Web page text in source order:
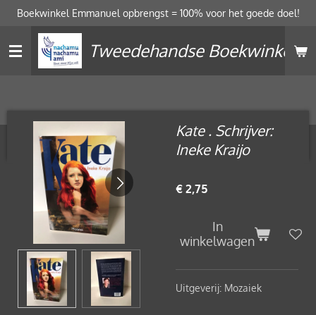
Ga
naar
hoofdinhoud
Tweedehandse Boekwinkel
Boekwinkel Emmanuel opbrengst = 100% voor het goede doel!
Kate . Schrijver:
Ineke Kraijo
€ 2,75
In
winkelwagen
Uitgeverij: Mozaiek